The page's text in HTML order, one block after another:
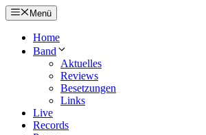
Zum
Inhalt
springen
Menü
Home
Band
Aktuelles
Reviews
Besetzungen
Links
Live
Records